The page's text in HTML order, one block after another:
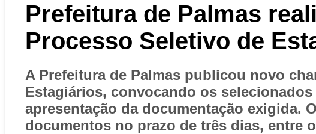
Prefeitura de Palmas
Processo Seletivo de
A Prefeitura de Palmas publicou novo
Estagiários, convocando os
apresentação da documentação exigida.
documentos no prazo de três dias, entre